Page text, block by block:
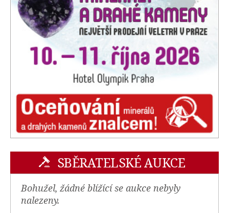
SBĚRATELSKÉ AUKCE
Bohužel, žádné blížící se aukce nebyly
nalezeny.